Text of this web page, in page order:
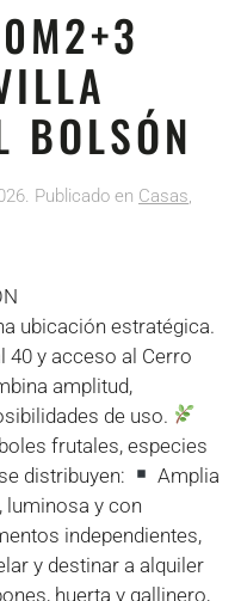
BOLSÓN
. Publicado en Casas
ubicación estratégica.
40 y acceso al Cerro
amplitud,
de uso.
frutales, especies
distribuyen:
Amplia
luminosa y con
independientes,
y destinar a alquiler
huerta y gallinero,